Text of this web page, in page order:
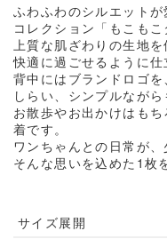
ふわふわのシルエットが
コレクション「もこもこ
上質な肌ざわりの生地
快適に過ごせるように仕
背中にはブランドロゴ
しらい、シンプルなが
お散歩やお出かけはも
着です。
ワンちゃんとの日常が
そんな思いを込めた 1枚
サイズ展開